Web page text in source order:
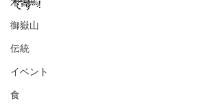
御嶽山
伝統
イベント
食
です！